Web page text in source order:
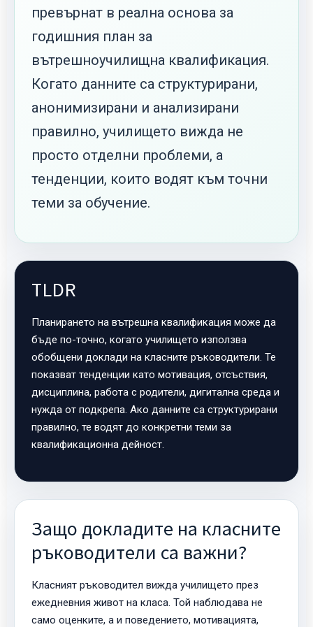
превърнат в реална основа за
годишния план за
вътрешноучилищна квалификация.
Когато данните са структурирани,
анонимизирани и анализирани
правилно, училището вижда не
просто отделни проблеми, а
тенденции, които водят към точни
теми за обучение.
TLDR
Планирането на вътрешна квалификация може да
бъде по-точно, когато училището използва
обобщени доклади на класните ръководители. Те
показват тенденции като мотивация, отсъствия,
дисциплина, работа с родители, дигитална среда и
нужда от подкрепа. Ако данните са структурирани
правилно, те водят до конкретни теми за
квалификационна дейност.
Защо докладите на класните
ръководители са важни?
Класният ръководител вижда училището през
ежедневния живот на класа. Той наблюдава не
само оценките, а и поведението, мотивацията,